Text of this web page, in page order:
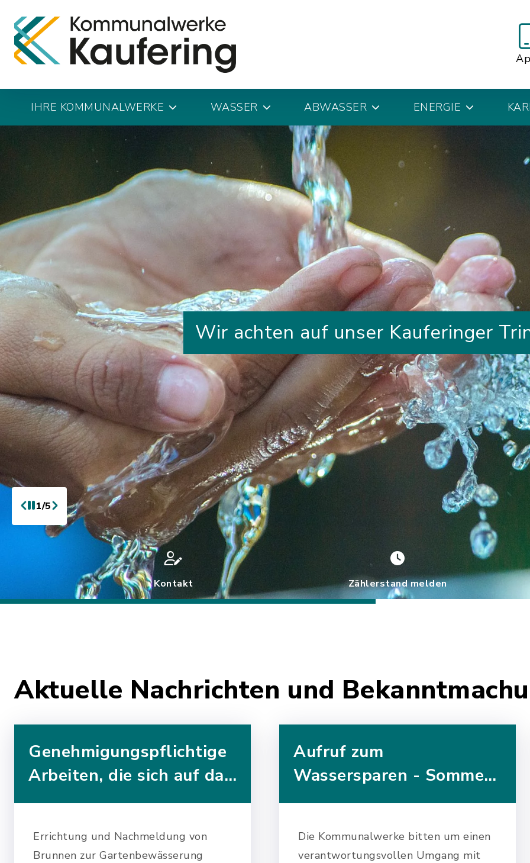
IHRE KOMMUNALWERKE WASSER ABWASSER ENERGIE
Wir achten auf unser Kauferinger
Kontakt Zählerstand melden
1/5
Aktuelle Nachrichten und
Genehmigungspflichtige
Arbeiten, die sich auf das
…
Errichtung und Nachmeldung von
Brunnen zur Gartenbewässerung
Aufruf zum
Wassersparen - Sommer
2026
Die Kommunalwerke bitten um einen
verantwortungsvollen Umgang mit